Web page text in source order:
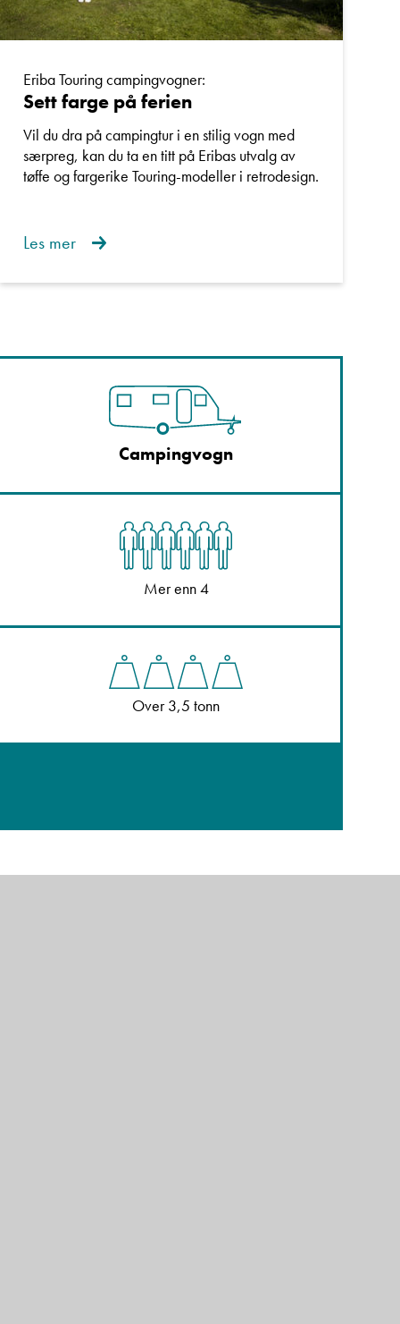
Eriba Touring campingvogner:
Sett farge på ferien
Vil du dra på campingtur i en stilig vogn med
særpreg, kan du ta en titt på Eribas utvalg av
tøffe og fargerike Touring-modeller i retrodesign.
Les mer
Campingvogn
Mer enn 4
Over 3,5 tonn